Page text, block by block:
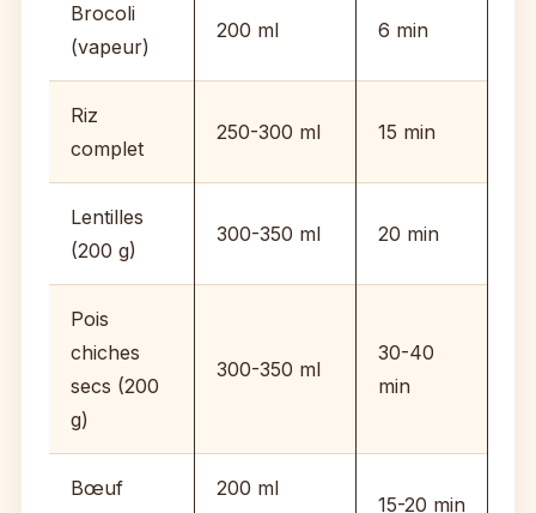
Brocoli
(vapeur)
200 ml 6 min
Riz
complet
250-300 ml 15 min
Lentilles
(200 g)
300-350 ml 20 min
Pois
chiches
secs (200
g)
300-350 ml
30-40
min
Bœuf
200 ml
15-20 min